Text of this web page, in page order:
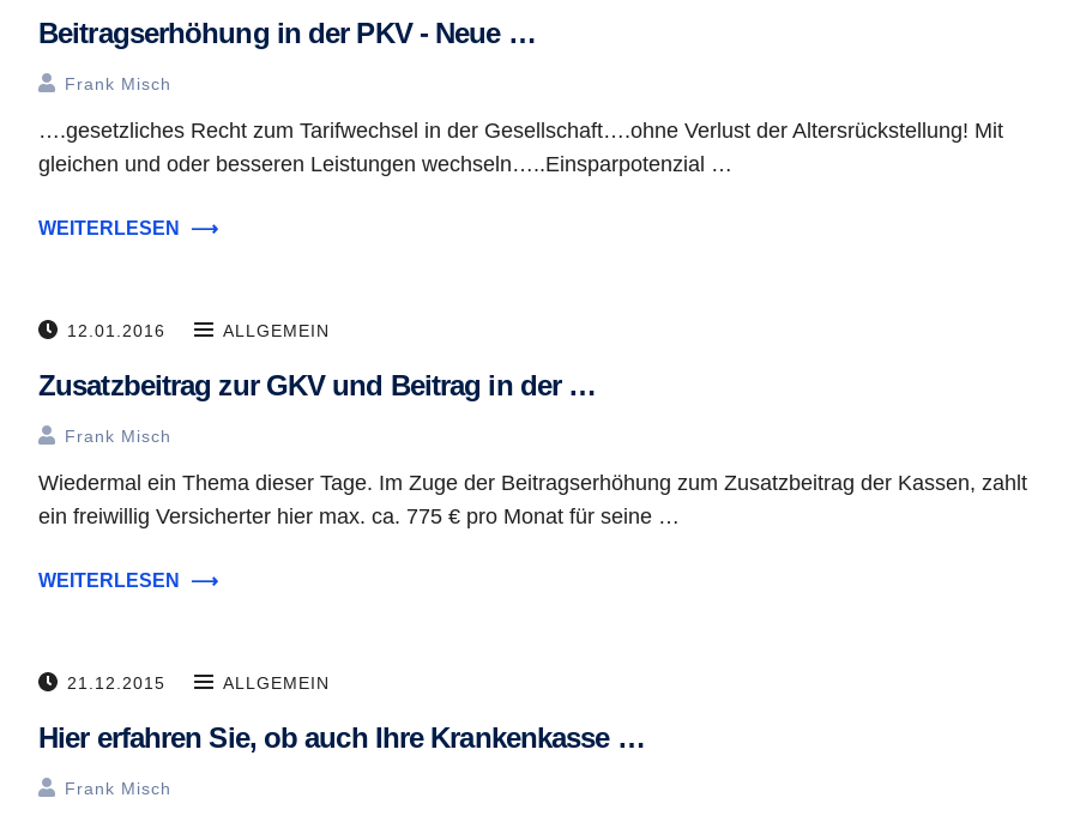
Beitragserhöhung in der PKV - Neue …
Frank Misch
….gesetzliches Recht zum Tarifwechsel in der Gesellschaft….ohne Verlust der Altersrückstellung! Mit
gleichen und oder besseren Leistungen wechseln…..Einsparpotenzial …
WEITERLESEN ⟶
12.01.2016 ALLGEMEIN
Zusatzbeitrag zur GKV und Beitrag in der …
Frank Misch
Wiedermal ein Thema dieser Tage. Im Zuge der Beitragserhöhung zum Zusatzbeitrag der Kassen, zahlt
ein freiwillig Versicherter hier max. ca. 775 € pro Monat für seine …
WEITERLESEN ⟶
21.12.2015 ALLGEMEIN
Hier erfahren Sie, ob auch Ihre Krankenkasse …
Frank Misch